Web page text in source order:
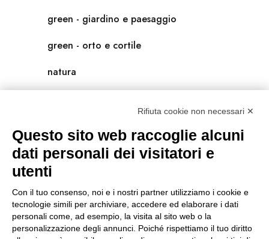
green - giardino e paesaggio
green - orto e cortile
natura
scienza
universolocale
viedellaseta
Rifiuta cookie non necessari ✕
Questo sito web raccoglie alcuni
dati personali dei visitatori e
utenti
Con il tuo consenso, noi e i nostri partner utilizziamo i cookie e
tecnologie simili per archiviare, accedere ed elaborare i dati
personali come, ad esempio, la visita al sito web o la
personalizzazione degli annunci. Poiché rispettiamo il tuo diritto